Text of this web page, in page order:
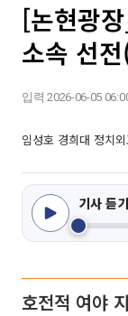
[논현광
소속 선
입력 2026-06-05
임성호 경희대 정치
기사 듣기
호전적 여야